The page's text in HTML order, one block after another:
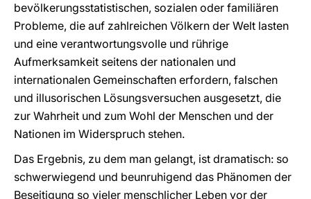
bevölkerungsstatistischen, sozialen oder familiären
Probleme, die auf zahlreichen Völkern der Welt lasten
und eine verantwortungsvolle und rührige
Aufmerksamkeit seitens der nationalen und
internationalen Gemeinschaften erfordern, falschen
und illusorischen Lösungsversuchen ausgesetzt, die
zur Wahrheit und zum Wohl der Menschen und der
Nationen im Widerspruch stehen.
Das Ergebnis, zu dem man gelangt, ist dramatisch: so
schwerwiegend und beunruhigend das Phänomen der
Beseitigung so vieler menschlicher Leben vor der